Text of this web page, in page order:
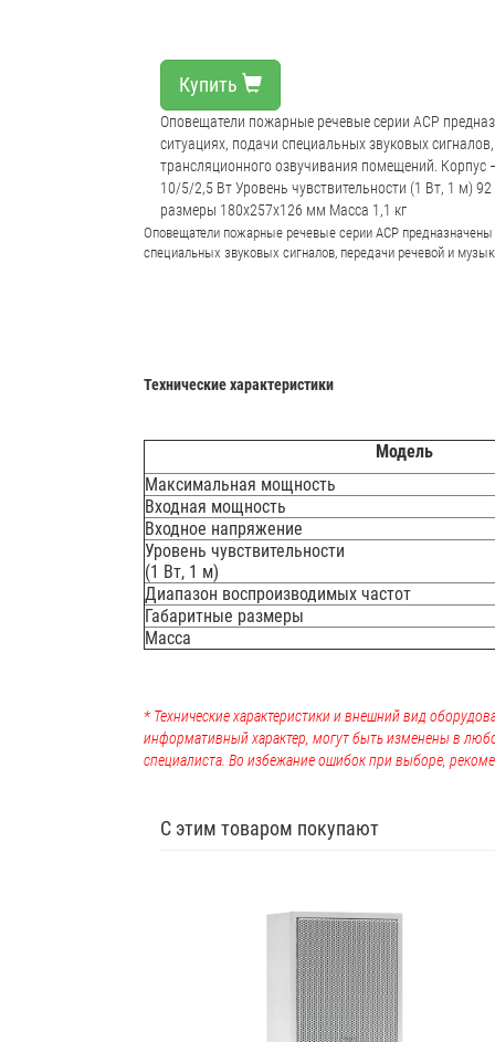
Купить
Оповещатели пожарные речевые серии АСР
ситуациях, подачи специальных звуковых
трансляционного озвучивания помещений.
10/5/2,5 Вт Уровень чувствительности (1 Вт, 1 м)
размеры 180x257x126 мм Масса 1,1 кг
Оповещатели пожарные речевые серии АСР
специальных звуковых сигналов, передачи речевой и
Технические характеристики
Модель
Максимальная мощность
Входная мощность
Входное напряжение
Уровень чувствительности
(1 Вт, 1 м)
Диапазон воспроизводимых частот
Габаритные размеры
Масса
* Технические характеристики и внешний вид
информативный характер, могут быть изменены в
специалиста. Во избежание ошибок при выборе,
С этим товаром покупают